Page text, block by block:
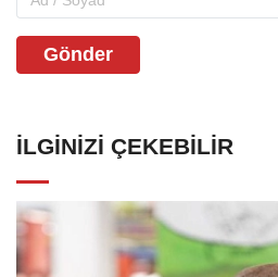
Gönder
İLGINIZI ÇEKEBILIR